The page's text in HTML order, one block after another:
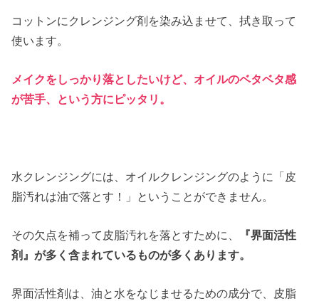
コットンにクレンジング剤を染み込ませて、拭き取って
使います。
メイクをしっかり落としたいけど、オイルのベタベタ感
が苦手、という方にピッタリ。
水クレンジングには、オイルクレンジングのように「皮
脂汚れは油で落とす！」ということができません。
その欠点を補って皮脂汚れを落とすために、
『界面活性
剤』が多く含まれているものが多くあります。
界面活性剤は、油と水をなじませるための成分で、皮脂